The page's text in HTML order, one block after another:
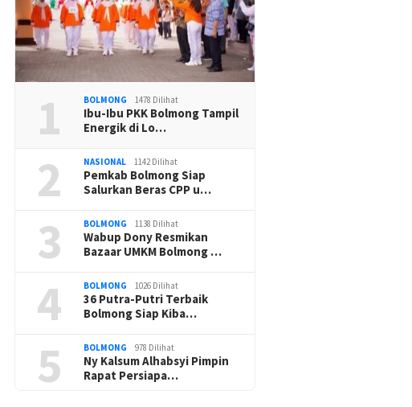
1 BOLMONG 1478 Dilihat
Ibu-Ibu PKK Bolmong Tampil
Energik di Lo…
2 NASIONAL 1142 Dilihat
Pemkab Bolmong Siap
Salurkan Beras CPP u…
3 BOLMONG 1138 Dilihat
Wabup Dony Resmikan
Bazaar UMKM Bolmong …
4 BOLMONG 1026 Dilihat
36 Putra-Putri Terbaik
Bolmong Siap Kiba…
5 BOLMONG 978 Dilihat
Ny Kalsum Alhabsyi Pimpin
Rapat Persiapa…